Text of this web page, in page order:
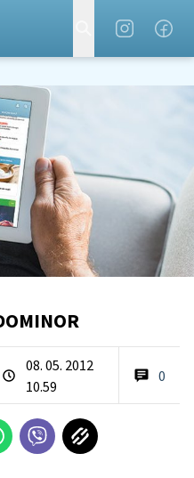
08. 05. 2012
10.59
0